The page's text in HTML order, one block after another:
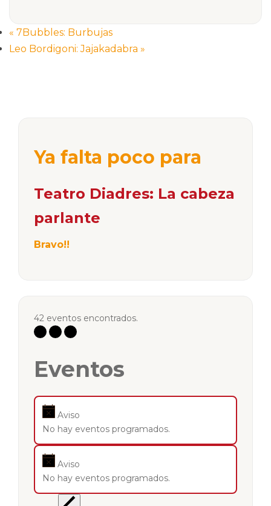
« 7Bubbles: Burbujas
Leo Bordigoni: Jajakadabra »
Ya falta poco para
Teatro Diadres: La cabeza
parlante
Bravo!!
42 eventos encontrados.
Eventos
Aviso
No hay eventos programados.
Aviso
No hay eventos programados.